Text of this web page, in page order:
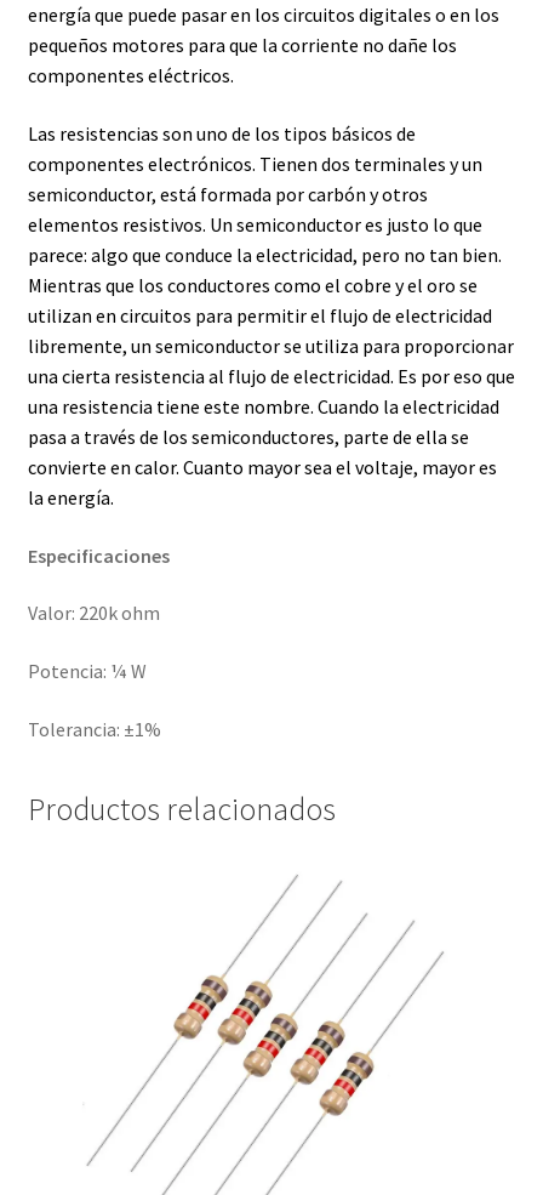
energía que puede pasar en los circuitos digitales o en los
pequeños motores para que la corriente no dañe los
componentes eléctricos.
Las resistencias son uno de los tipos básicos de
componentes electrónicos. Tienen dos terminales y un
semiconductor, está formada por carbón y otros
elementos resistivos. Un semiconductor es justo lo que
parece: algo que conduce la electricidad, pero no tan bien.
Mientras que los conductores como el cobre y el oro se
utilizan en circuitos para permitir el flujo de electricidad
libremente, un semiconductor se utiliza para proporcionar
una cierta resistencia al flujo de electricidad. Es por eso que
una resistencia tiene este nombre. Cuando la electricidad
pasa a través de los semiconductores, parte de ella se
convierte en calor. Cuanto mayor sea el voltaje, mayor es
la energía.
Especificaciones
Valor: 220k ohm
Potencia: ¼ W
Tolerancia: ±1%
Productos relacionados